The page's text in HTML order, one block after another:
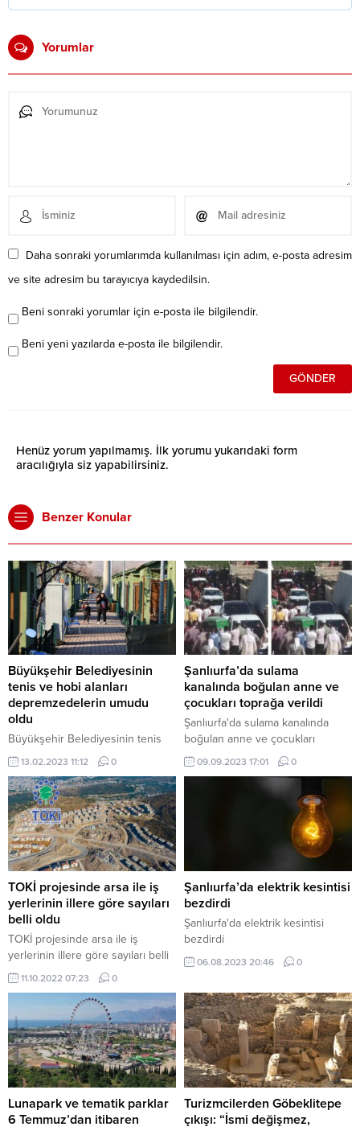
Yorumlar
Daha sonraki yorumlarımda kullanılması için adım, e-posta adresim
ve site adresim bu tarayıcıya kaydedilsin.
Beni sonraki yorumlar için e-posta ile bilgilendir.
Beni yeni yazılarda e-posta ile bilgilendir.
Henüz yorum yapılmamış. İlk yorumu yukarıdaki form
aracılığıyla siz yapabilirsiniz.
Benzer Konular
Büyükşehir Belediyesinin
tenis ve hobi alanları
depremzedelerin umudu
oldu
Büyükşehir Belediyesinin tenis
ve hobi alanları depremzedelerin
13.02.2023 11:12 0
Şanlıurfa’da sulama
kanalında boğulan anne ve
çocukları toprağa verildi
Şanlıurfa'da sulama kanalında
boğulan anne ve çocukları
toprağa verildi
09.09.2023 17:01 0
TOKİ projesinde arsa ile iş
yerlerinin illere göre sayıları
belli oldu
TOKİ projesinde arsa ile iş
yerlerinin illere göre sayıları belli
oldu11.10.2022 07:23 0
Şanlıurfa’da elektrik kesintisi
bezdirdi
Şanlıurfa'da elektrik kesintisi
bezdirdi
06.08.2023 20:46 0
Lunapark ve tematik parklar
6 Temmuz’dan itibaren
Turizmcilerden Göbeklitepe
çıkışı: “İsmi değişmez,